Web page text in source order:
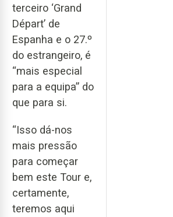
terceiro ‘Grand
Départ’ de
Espanha e o 27.º
do estrangeiro, é
“mais especial
para a equipa” do
que para si.
“Isso dá-nos
mais pressão
para começar
bem este Tour e,
certamente,
teremos aqui